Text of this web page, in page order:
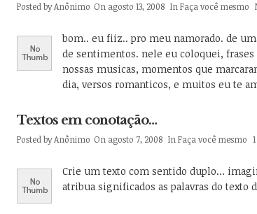
Posted byAnônimo On agosto 13, 2008 In Faça você mesmo
bom.. eu fiiz.. pro meu namorado. de
de sentimentos. nele eu coloquei,
nossas musicas, momentos que
dia, versos romanticos, e muitos eu te
Textos em conotação…
Posted byAnônimo On agosto 7, 2008 In Faça você mesmo
Crie um texto com sentido duplo…
atribua significados as palavras do texto